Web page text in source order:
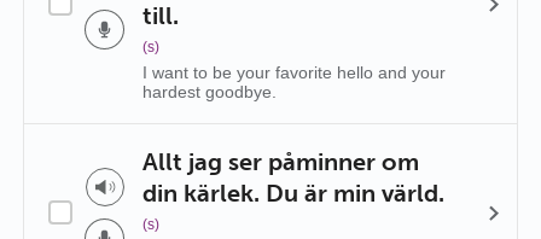
till.
(s)
I want to be your favorite hello and your
hardest goodbye.
Allt jag ser påminner om
din kärlek. Du är min värld.
(s)